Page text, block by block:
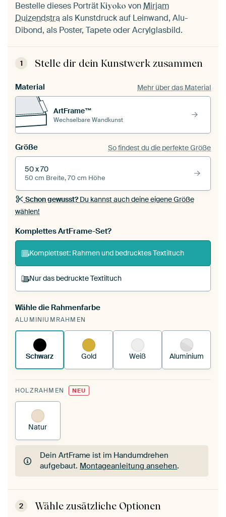
Bestelle dieses Porträt Kiyoko vonMirjam
Duizendstra als Kunstdruck auf Leinwand, Alu-
Dibond, als Poster, Tapete oder Acrylglasbild.
1 Stelle dir dein Kunstwerk zusammen
Material Mehr über das Material
ArtFrame™
Wechselbare Wandkunst
Größe So findest du die perfekte Größe
50 x 70
50 cm Breite, 70 cm Höhe
Schon gewusst?Du kannst auch deine eigene Größe
wählen!
Komplettes ArtFrame-Set?
Komplettset: Rahmen und bedrucktes Textiltuch
Nur das bedruckte Textiltuch
Du spannst einen wechselbaren Textiltuch in
deinen vorhandenen ArtFrame™.
funktioniert es.
Wähle die Rahmenfarbe
ALUMINIUMRAHMEN
Schwarz Gold Weiß Aluminium
HOLZRAHMEN NEU
Natur
Dein ArtFrame ist im Handumdrehen
aufgebaut. Montageanleitung ansehen.
Dein ArtFrame ist im Handumdrehen
aufgebaut.Montageanleitung ansehen
2 Wähle zusätzliche Optionen